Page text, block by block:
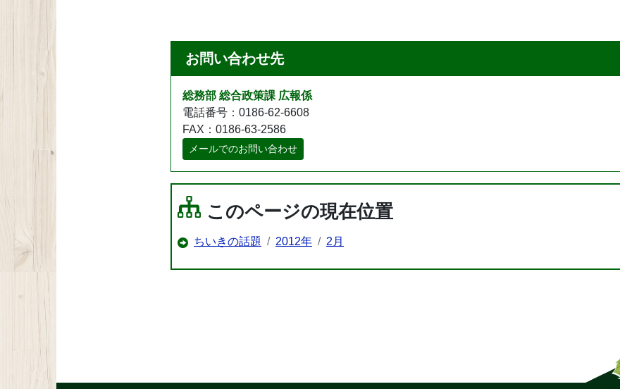
お問い合わせ先
総務部 総合政策課 広報係
電話番号：0186-62-6608
FAX：0186-63-2586
メールでのお問い合わせ
このページの現在位置
ちいきの話題 2012年 2月